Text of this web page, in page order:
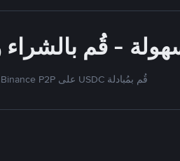
قُم بمُبادلة USDC على Binance P2P. اعثر على أفضل العروض أدناه لشراء وبيع